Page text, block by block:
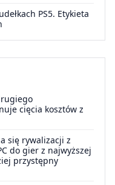
PS5. Etykieta
cięcia kosztów z
się rywalizacji z
do gier z najwyższej
przystępny